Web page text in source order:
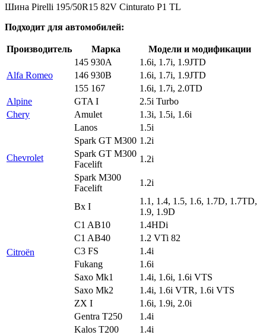
Шина Pirelli 195/50R15 82V Cinturato P1 TL
Подходит для автомобилей:
Производитель Марка Модели и модификации
Alfa Romeo
145 930A
1.6i, 1.7i, 1.9JTD
146 930B
1.6i, 1.7i, 1.9JTD
155 167
1.6i, 1.7i, 2.0TD
Alpine
GTA I
2.5i Turbo
Chery
Amulet 1.3i, 1.5i, 1.6i
Chevrolet
Lanos
1.5i
Spark GT M300 1.2i
Spark GT M300
Facelift
1.2i
Spark M300
Facelift
1.2i
Citroën
Bx I
1.1, 1.4, 1.5, 1.6, 1.7D, 1.7TD,
1.9, 1.9D
C1 AB10
1.4HDi
C1 AB40
1.2 VTi 82
C3 FS
1.4i
Fukang
1.6i
Saxo Mk1
1.4i, 1.6i, 1.6i VTS
Saxo Mk2
1.4i, 1.6i VTR, 1.6i VTS
ZX I
1.6i, 1.9i, 2.0i
Gentra T250
1.4i
Kalos T200
1.4i